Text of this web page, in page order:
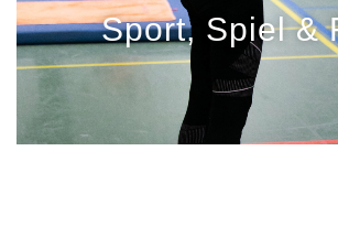
Sport, Spiel &